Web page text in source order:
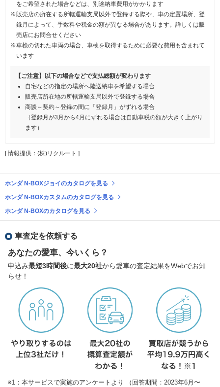
をご希望された場合などは、別途納車費用がかかります
※販売店の所在する所轄運輸支局以外で登録する際や、車の定置場所、登
録月によって、手数料や税金の額が異なる場合があります。詳しくは販
売店にお問合せください
※車検の切れた車両の場合、車検を取得するために必要な費用も含まれて
います
【ご注意】以下の場合などで支払総額が変わります
自宅などの指定の場所へ陸送納車を希望する場合
販売店所在地の所轄運輸支局以外で登録する場合
商談～契約～登録の間に「登録月」がずれる場合
（登録月が3月から4月にずれる場合は自動車税の額が大きく上がり
ます）
[ 情報提供：(株)リクルート ]
ホンダ N-BOXジョイのカタログを見る
ホンダ N-BOXカスタムのカタログを見る
ホンダ N-BOXのカタログを見る
車査定を依頼する
あなたの愛車、今いくら？
申込み最短3時間後に最大20社から愛車の査定結果をWebでお知
らせ！
※1：本サービスで実施のアンケートより （回答期間：2023年6月〜